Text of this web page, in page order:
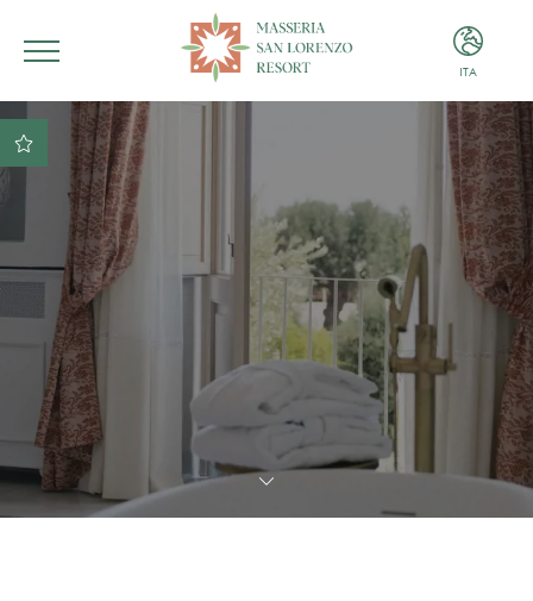
ITA
ITA
ENG
Miglior tariffa garantita
Miglior condizione di
pagamento e cancellazione
Sconto del 10% sulle
consumazioni presso il
nostro ristorante
Parcheggio gratuito
Libero accesso in piscina
con teli inclusi